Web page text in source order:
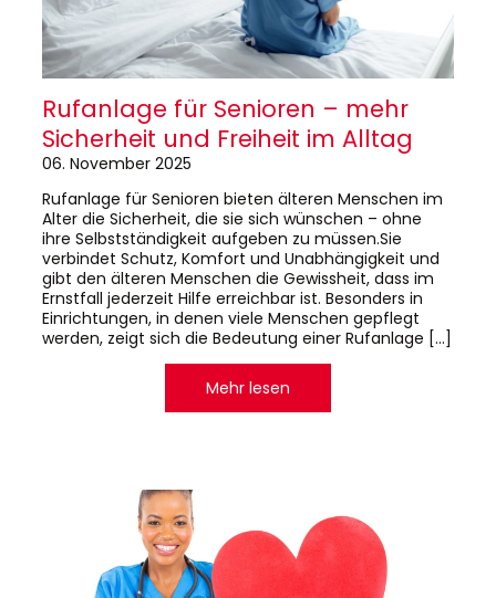
Rufanlage für Senioren – mehr
Sicherheit und Freiheit im Alltag
06. November 2025
Rufanlage für Senioren bieten älteren Menschen im
Alter die Sicherheit, die sie sich wünschen – ohne
ihre Selbstständigkeit aufgeben zu müssen.Sie
verbindet Schutz, Komfort und Unabhängigkeit und
gibt den älteren Menschen die Gewissheit, dass im
Ernstfall jederzeit Hilfe erreichbar ist. Besonders in
Einrichtungen, in denen viele Menschen gepflegt
werden, zeigt sich die Bedeutung einer Rufanlage […]
Mehr lesen